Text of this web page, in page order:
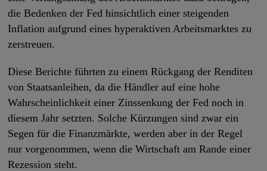
die Bedenken der Fed hinsichtlich einer steigenden
Inflation aufgrund eines hyperaktiven Arbeitsmarktes zu
zerstreuen.
Diese Berichte führten zu einem Rückgang der Renditen
von Staatsanleihen, da die Händler auf eine hohe
Wahrscheinlichkeit einer Zinssenkung der Fed noch in
diesem Jahr setzten. Solche Kürzungen sind zwar ein
Segen für die Finanzmärkte, werden aber in der Regel
nur vorgenommen, wenn die Wirtschaft am Rande einer
Rezession steht.